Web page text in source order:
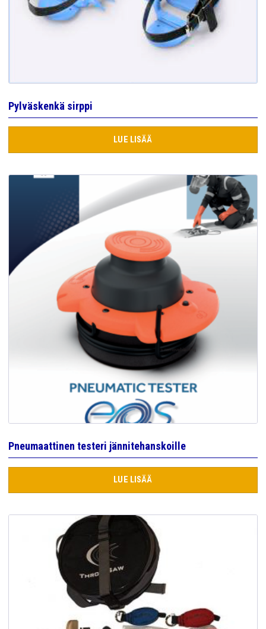
Pylväskenkä sirppi
LUE LISÄÄ
Pneumaattinen testeri jännitehanskoille
LUE LISÄÄ